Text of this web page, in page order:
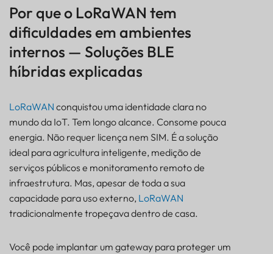
PORTÃO DE ENTRADA
RASTREADOR
BALIZA
SENSOR
Por que o LoRaWAN tem
dificuldades em ambientes
internos — Soluções BLE
híbridas explicadas
LoRaWAN conquistou uma identidade clara no
mundo da IoT. Tem longo alcance. Consome pouca
energia. Não requer licença nem SIM. É a solução
ideal para agricultura inteligente, medição de
serviços públicos e monitoramento remoto de
infraestrutura. Mas, apesar de toda a sua
capacidade para uso externo, LoRaWAN
tradicionalmente tropeçava dentro de casa.
Você pode implantar um gateway para proteger um